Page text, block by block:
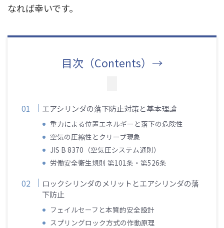
なれば幸いです。
目次（Contents）→
エアシリンダの落下防止対策と基本理論
重力による位置エネルギーと落下の危険性
空気の圧縮性とクリープ現象
JIS B 8370（空気圧システム通則）
労働安全衛生規則 第101条・第526条
ロックシリンダのメリットとエアシリンダの落
下防止
フェイルセーフと本質的安全設計
スプリングロック方式の作動原理